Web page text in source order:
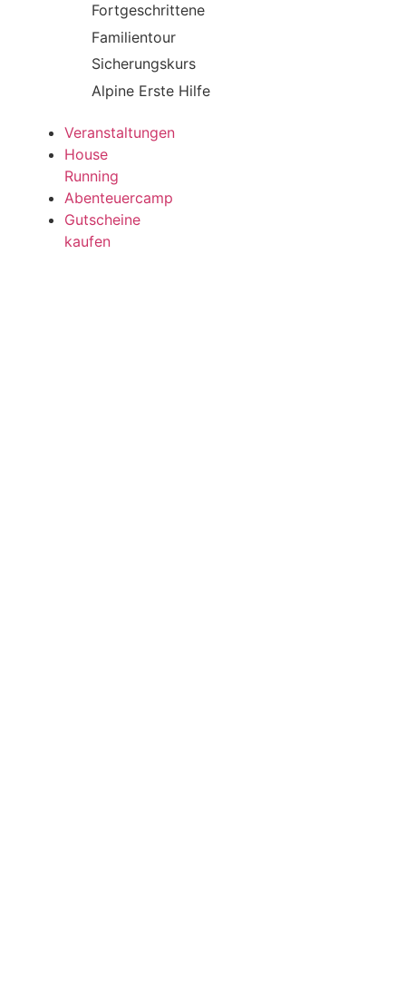
Fortgeschrittene
Familientour
Sicherungskurs
Alpine Erste Hilfe
Veranstaltungen
House
Running
Abenteuercamp
Gutscheine
kaufen